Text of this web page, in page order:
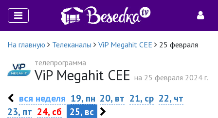
На главную Телеканалы ViP Megahit CEE
25 февраля
телепрограмма
ViP Megahit CEE на 25 февраля 2024 г.
вся неделя 19, пн 20, вт 21, ср 22, чт
23, пт 24, сб 25, вс